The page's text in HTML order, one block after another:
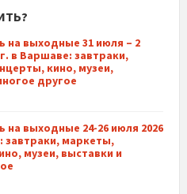
на выходные 31 июля – 2
г. в Варшаве: завтраки,
кино, музеи,
другое
на выходные 24-26 июля 2026
завтраки, маркеты,
музеи, выставки и